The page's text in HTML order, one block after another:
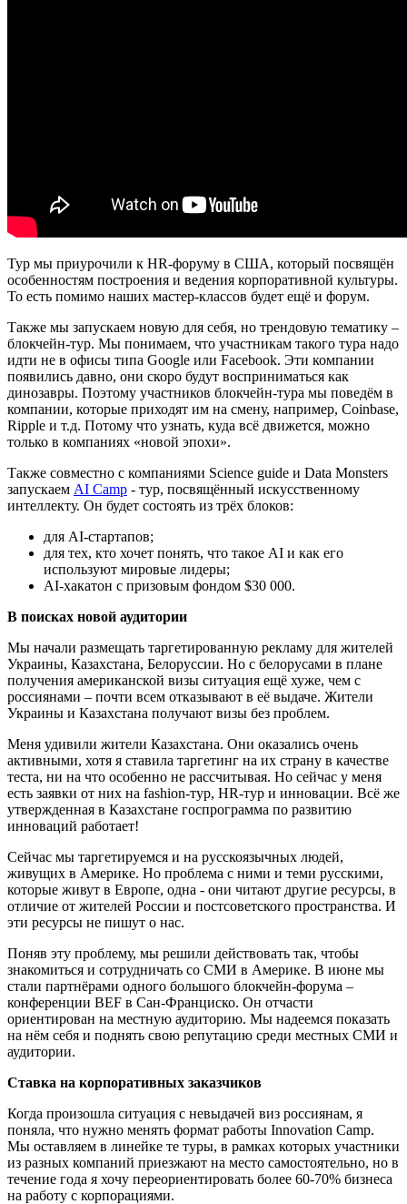
Тур мы приурочили к HR-форуму в США, который посвящён
особенностям построения и ведения корпоративной культуры.
То есть помимо наших мастер-классов будет ещё и форум.
Также мы запускаем новую для себя, но трендовую тематику –
блокчейн-тур. Мы понимаем, что участникам такого тура надо
идти не в офисы типа Google или Facebook. Эти компании
появились давно, они скоро будут восприниматься как
динозавры. Поэтому участников блокчейн-тура мы поведём в
компании, которые приходят им на смену, например, Coinbase,
Ripple и т.д. Потому что узнать, куда всё движется, можно
только в компаниях «новой эпохи».
Также совместно с компаниями Science guide и Data Monsters
запускаем AI Camp - тур, посвящённый искусственному
интеллекту. Он будет состоять из трёх блоков:
для AI-стартапов;
для тех, кто хочет понять, что такое AI и как его
используют мировые лидеры;
AI-хакатон с призовым фондом $30 000.
В поисках новой аудитории
Мы начали размещать таргетированную рекламу для жителей
Украины, Казахстана, Белоруссии. Но с белорусами в плане
получения американской визы ситуация ещё хуже, чем с
россиянами – почти всем отказывают в её выдаче. Жители
Украины и Казахстана получают визы без проблем.
Меня удивили жители Казахстана. Они оказались очень
активными, хотя я ставила таргетинг на их страну в качестве
теста, ни на что особенно не рассчитывая. Но сейчас у меня
есть заявки от них на fashion-тур, HR-тур и инновации. Всё же
утвержденная в Казахстане госпрограмма по развитию
инноваций работает!
Сейчас мы таргетируемся и на русскоязычных людей,
живущих в Америке. Но проблема с ними и теми русскими,
которые живут в Европе, одна - они читают другие ресурсы, в
отличие от жителей России и постсоветского пространства. И
эти ресурсы не пишут о нас.
Поняв эту проблему, мы решили действовать так, чтобы
знакомиться и сотрудничать со СМИ в Америке. В июне мы
стали партнёрами одного большого блокчейн-форума –
конференции BEF в Сан-Франциско. Он отчасти
ориентирован на местную аудиторию. Мы надеемся показать
на нём себя и поднять свою репутацию среди местных СМИ и
аудитории.
Ставка на корпоративных заказчиков
Когда произошла ситуация с невыдачей виз россиянам, я
поняла, что нужно менять формат работы Innovation Camp.
Мы оставляем в линейке те туры, в рамках которых участники
из разных компаний приезжают на место самостоятельно, но в
течение года я хочу переориентировать более 60-70% бизнеса
на работу с корпорациями.